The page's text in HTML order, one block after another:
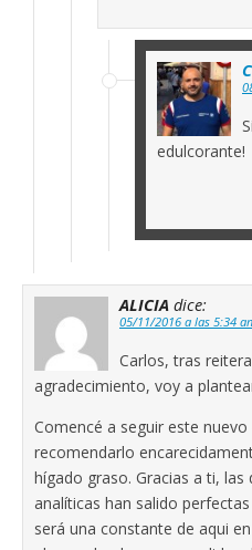
edulcorante!
ALICIA dice:
05/11/2016 a las 5:34
Carlos, tras
agradecimiento, voy a
Comencé a seguir este
recomendarlo
hígado graso. Gracias a ti,
analíticas han salido
será una constante de aqui